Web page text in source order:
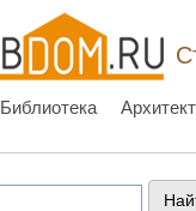
Библиотека